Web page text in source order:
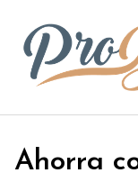
r
Ahorra